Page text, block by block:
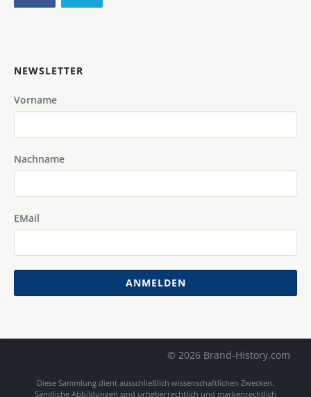
NEWSLETTER
Vorname
Nachname
EMail
ANMELDEN
© 2026 Brand-History.com
Diese Sammlung dient ausschließlich wissenschaftlichen Zwecken.
Sämtliche Abbildungen sind urheberrechtlich und markenrechtlich